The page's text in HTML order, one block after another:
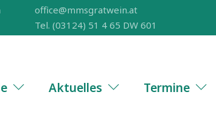
office@mmsgratwein.at
Tel. (03124) 51 4 65 DW 601
Aktuelles Termine